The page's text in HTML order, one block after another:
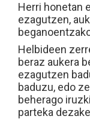
Herri honetan
ezagutzen,
Helbideen
beraz aukera
ezagutzen
baduzu, edo
beherago
parteka